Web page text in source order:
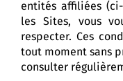
entités affiliées
les Sites, vous
respecter. Ces
tout moment sans
consulter